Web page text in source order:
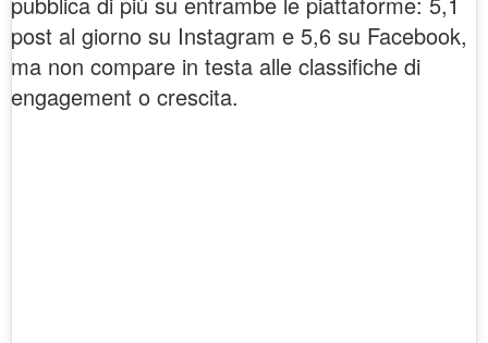
post al giorno su Instagram e 5,6 su Facebook,
ma non compare in testa alle classifiche di
engagement o crescita.